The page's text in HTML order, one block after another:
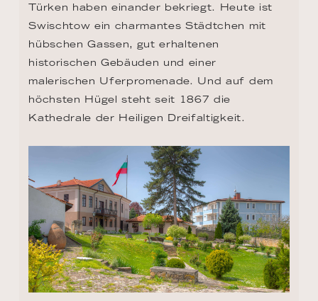
Türken haben einander bekriegt. Heute ist
Swischtow ein charmantes Städtchen mit
hübschen Gassen, gut erhaltenen
historischen Gebäuden und einer
malerischen Uferpromenade. Und auf dem
höchsten Hügel steht seit 1867 die
Kathedrale der Heiligen Dreifaltigkeit.